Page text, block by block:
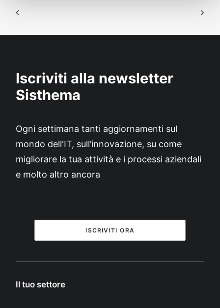
Iscriviti alla newsletter
Sisthema
Ogni settimana tanti aggiornamenti sul
mondo dell'IT, sull’innovazione, su come
migliorare la tua attività e i processi aziendali
e molto altro ancora
ISCRIVITI ORA
Il tuo settore